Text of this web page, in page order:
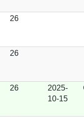
26
26
26
2025-
10-15